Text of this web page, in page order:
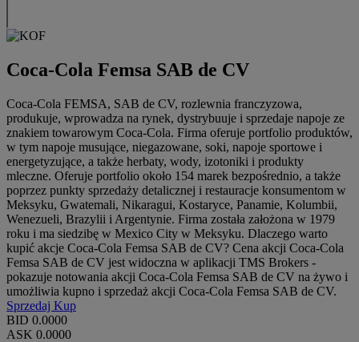
Coca-Cola Femsa SAB de CV
Coca-Cola FEMSA, SAB de CV, rozlewnia franczyzowa,
produkuje, wprowadza na rynek, dystrybuuje i sprzedaje napoje ze
znakiem towarowym Coca-Cola. Firma oferuje portfolio produktów,
w tym napoje musujące, niegazowane, soki, napoje sportowe i
energetyzujące, a także herbaty, wody, izotoniki i produkty
mleczne. Oferuje portfolio około 154 marek bezpośrednio, a także
poprzez punkty sprzedaży detalicznej i restauracje konsumentom w
Meksyku, Gwatemali, Nikaragui, Kostaryce, Panamie, Kolumbii,
Wenezueli, Brazylii i Argentynie. Firma została założona w 1979
roku i ma siedzibę w Mexico City w Meksyku. Dlaczego warto
kupić akcje Coca-Cola Femsa SAB de CV? Cena akcji Coca-Cola
Femsa SAB de CV jest widoczna w aplikacji TMS Brokers -
pokazuje notowania akcji Coca-Cola Femsa SAB de CV na żywo i
umożliwia kupno i sprzedaż akcji Coca-Cola Femsa SAB de CV.
Sprzedaj Kup
BID 0.0000
ASK 0.0000